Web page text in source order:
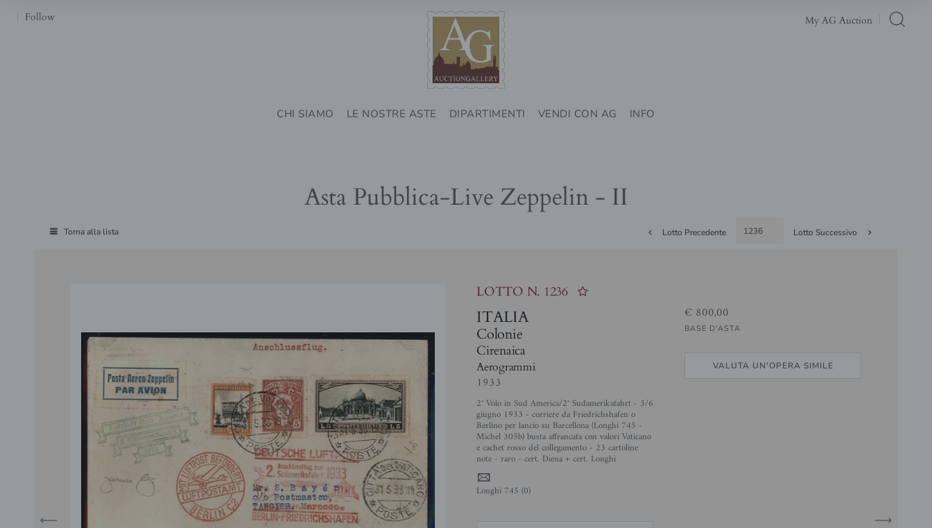
Follow My AG Auction
CHI SIAMO LE NOSTRE ASTE DIPARTIMENTI VENDI CON AG INFO
Asta Pubblica-Live Zeppelin - II
Torna alla lista Lotto Precedente Lotto Successivo
LOTTO N. 1236
ITALIA
Colonie
Cirenaica
Aerogrammi
1933
2° Volo in Sud America/2° Sudamerikafahrt - 3/6
giugno 1933 - corriere da Friedrichshafen o
Berlino per lancio su Barcellona (Longhi 745 -
Michel 305b) busta affrancata con valori Vaticano
e cachet rosso del collegamento - 23 cartoline
note - raro - cert. Diena + cert. Longhi
4
Longhi 745 (0)
€ 800,00
BASE D'ASTA
VALUTA UN'OPERA SIMILE